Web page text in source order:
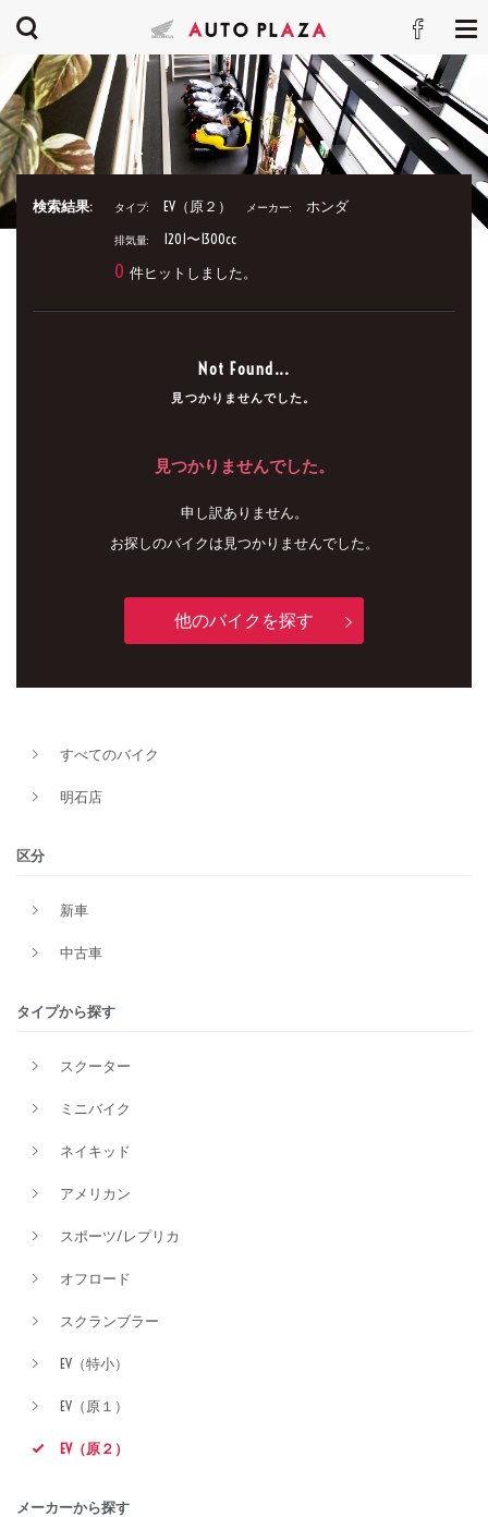
検索結果: タイプ: EV（原２） メーカー: ホンダ
排気量: 1201〜1300cc
0 件ヒットしました。
Not Found...
見つかりませんでした。
見つかりませんでした。
申し訳ありません。
お探しのバイクは見つかりませんでした。
他のバイクを探す
すべてのバイク
明石店
区分
新車
中古車
タイプから探す
スクーター
ミニバイク
ネイキッド
アメリカン
スポーツ/レプリカ
オフロード
スクランブラー
EV（特小）
EV（原１）
EV（原２）
メーカーから探す
新車
タイプ
価格